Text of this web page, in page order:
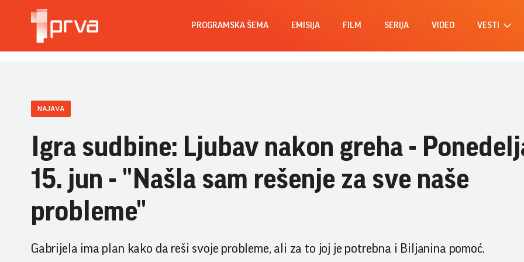
PROGRAMSKA ŠEMA EMISIJA FILM SERIJA VIDEO VESTI
NAJAVA
Igra sudbine: Ljubav nakon greha -
15. jun - "Našla sam rešenje za sve naše
probleme"
Gabrijela ima plan kako da reši svoje probleme, ali za to joj je potrebna i Biljanina pomoć.